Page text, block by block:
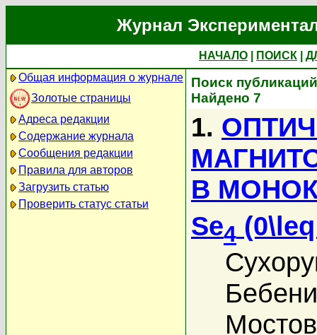
Журнал
НАЧАЛО ПОИСК
Общая информация о журнале
Золотые страницы
Адреса редакции
Содержание журнала
Сообщения редакции
Правила для авторов
Загрузить статью
Проверить статус статьи
Поиск
Найдено 7
1.
В
Se4